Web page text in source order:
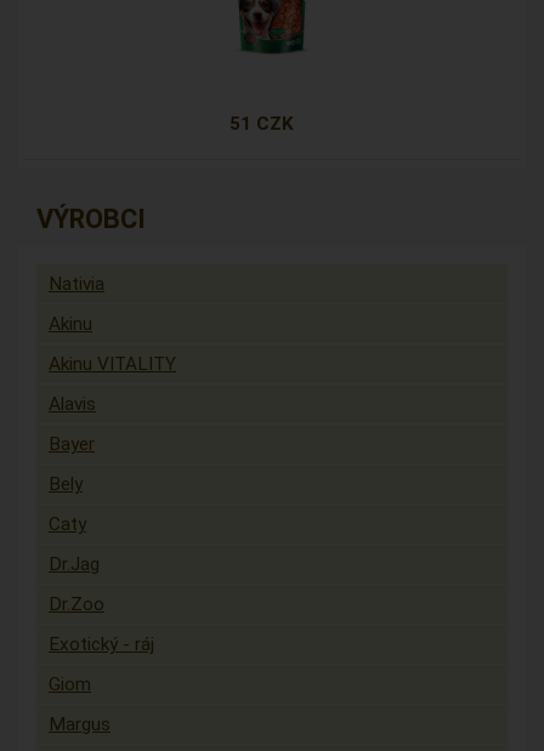
51 CZK
VÝROBCI
Nativia
Akinu
Akinu VITALITY
Alavis
Bayer
Bely
Caty
Dr.Jag
Dr.Zoo
Exotický - ráj
Giom
Margus